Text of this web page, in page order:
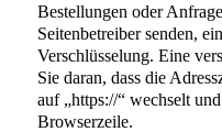
Bestellungen oder
Seitenbetreiber senden,
Verschlüsselung. Eine
Sie daran, dass die
auf „https://“ wechselt
Browserzeile.